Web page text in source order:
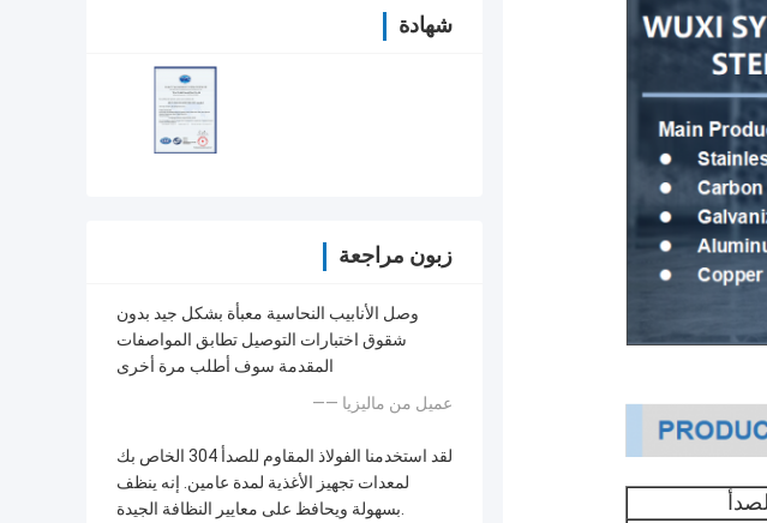
شهادة
زبون مراجعة
وصل الأنابيب النحاسية معبأة بشكل جيد بدون
شقوق اختبارات التوصيل تطابق المواصفات
المقدمة سوف أطلب مرة أخرى
—— عميل من ماليزيا
لقد استخدمنا الفولاذ المقاوم للصدأ 304 الخاص بك
لمعدات تجهيز الأغذية لمدة عامين. إنه ينظف
بسهولة ويحافظ على معايير النظافة الجيدة.